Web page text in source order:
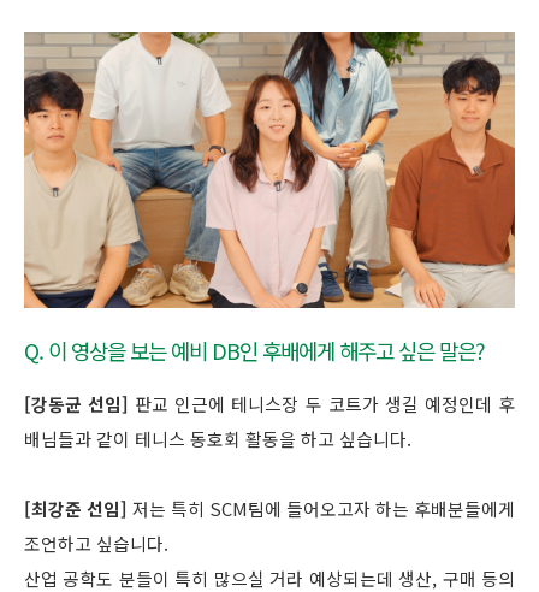
Q. 이 영상을 보는 예비 DB인 후배에게 해주고 싶은 말은?
[강동균 선임] 판교 인근에 테니스장 두 코트가 생길 예정인데 후
배님들과 같이 테니스 동호회 활동을 하고 싶습니다.
[최강준 선임] 저는 특히 SCM팀에 들어오고자 하는 후배분들에게
조언하고 싶습니다.
산업 공학도 분들이 특히 많으실 거라 예상되는데 생산, 구매 등의